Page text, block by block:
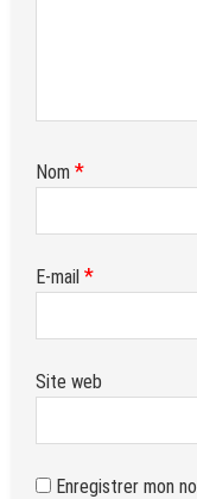
Nom *
E-mail *
Site web
Enregistrer mon